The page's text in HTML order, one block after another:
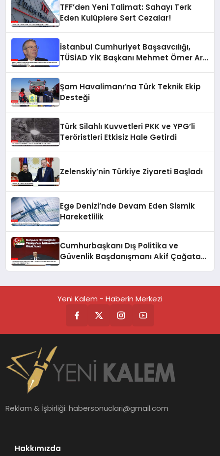
TFF’den Yeni Talimat: Sahayı Terk
Eden Kulüplere Sert Cezalar!
İstanbul Cumhuriyet Başsavcılığı,
TÜSİAD YİK Başkanı Mehmet Ömer Arif
Şam Havalimanı’na Türk Teknik Ekip
Desteği
Türk Silahlı Kuvvetleri PKK ve YPG’li
Teröristleri Etkisiz Hale Getirdi
Zelenskiy’nin Türkiye Ziyareti Başladı
Ege Denizi’nde Devam Eden Sismik
Hareketlilik
Cumhurbaşkanı Dış Politika ve
Güvenlik Başdanışmanı Akif Çağatay
Yeni Kalem - Haberin Merkezi
Reklam & İşbirliği:habersonuclari@gmail.com
Hakkımızda